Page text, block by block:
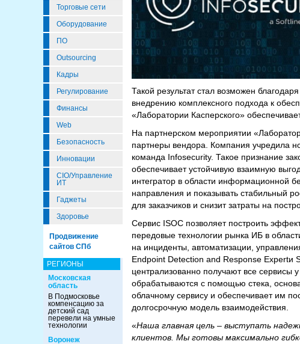
Торговые сети
Оборудование
ПО
Outsourcing
Кадры
Регулирование
Финансы
Web
Безопасность
Инновации
CIO/Управление
ИТ
Гаджеты
Здоровье
Продвижение
сайтов СПб
РЕГИОНЫ
Московская
область
В Подмосковье
компенсацию за
детский сад
перевели на умные
технологии
Воронеж
Такой результат стал возможен
внедрению комплексного подхода к
«Лаборатории Касперского»
На партнерском мероприятии
партнеры вендора. Компания учредила
команда Infosecurity. Такое признание
обеспечивает устойчивую взаимную
интегратор в области информационной
направления и показывать стабильный
для заказчиков и снизит затраты на
Сервис ISOC позволяет построить
передовые технологии рынка ИБ в
на инциденты, автоматизации,
Endpoint Detection and Response Expertи
централизованно получают все
обрабатываются с помощью стека,
облачному сервису и обеспечивает им
долгосрочную модель взаимодействия.
«Наша главная цель – выступать
клиентов. Мы готовы максимально